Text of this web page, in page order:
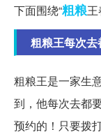
下面围绕“粗粮王
粗粮王每次
粗粮王是一家生
到，他每次去都
预约的！只要拨